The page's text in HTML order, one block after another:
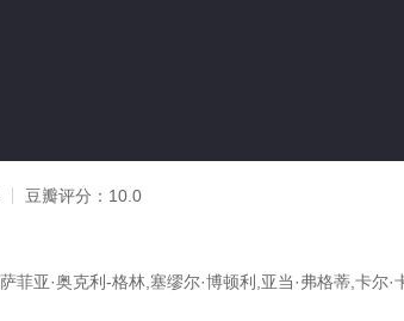
豆瓣评分： 10.0
菲亚·奥克利-格林,塞缪尔·博顿利,亚当·弗格蒂,卡尔·